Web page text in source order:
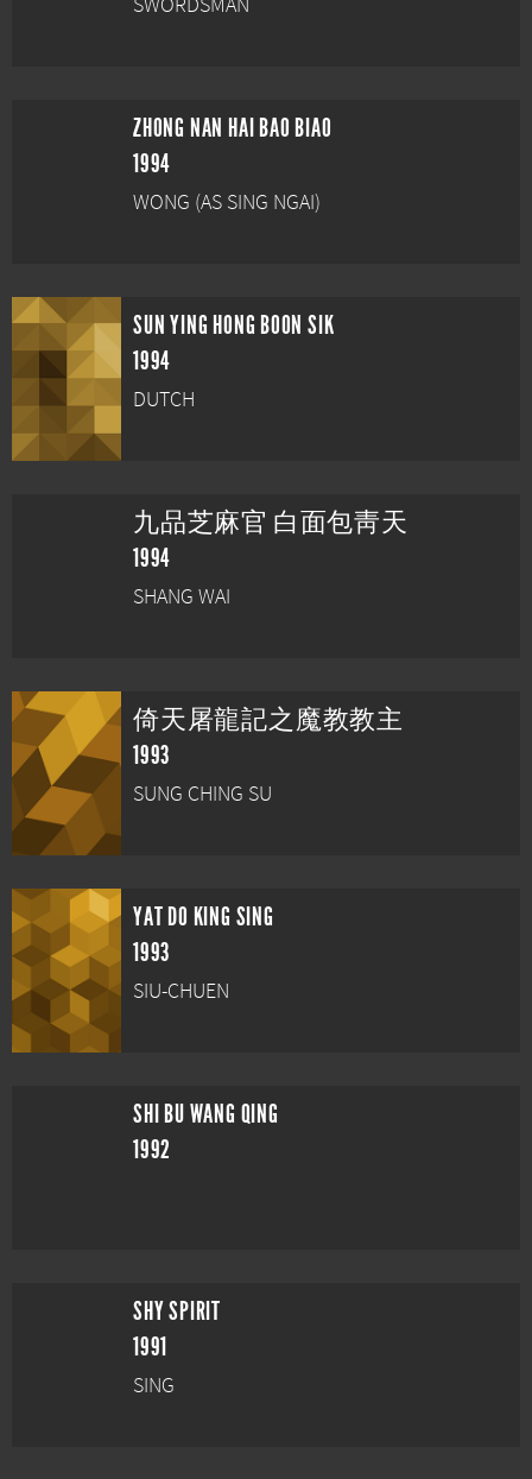
SWORDSMAN
ZHONG NAN HAI BAO BIAO
1994
WONG (AS SING NGAI)
SUN YING HONG BOON SIK
1994
DUTCH
九品芝麻官 白面包靑天
1994
SHANG WAI
倚天屠龍記之魔教教主
1993
SUNG CHING SU
YAT DO KING SING
1993
SIU-CHUEN
SHI BU WANG QING
1992
SHY SPIRIT
1991
SING